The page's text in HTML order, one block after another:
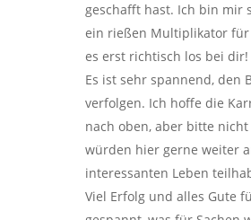
geschafft hast. Ich bin mir
ein rießen Multiplikator für
es erst richtisch los bei dir!
Es ist sehr spannend, den
verfolgen. Ich hoffe die
nach oben, aber bitte
würden hier gerne weiter
interessanten Leben
Viel Erfolg und alles Gute